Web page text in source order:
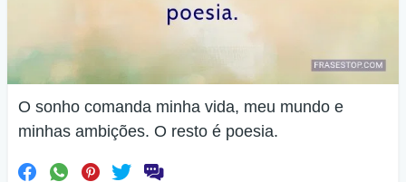
O sonho comanda minha vida, meu mundo e
minhas ambições. O resto é poesia.